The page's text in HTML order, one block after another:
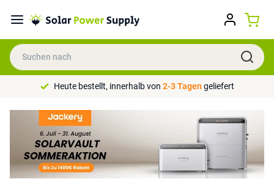
Heute bestellt, innerhalb von 2-3 Tagengeliefert